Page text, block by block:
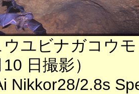
ウユビナガコウ
日撮影）
Nikkor28/2.8s